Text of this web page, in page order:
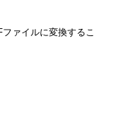
ァイルに変換するこ